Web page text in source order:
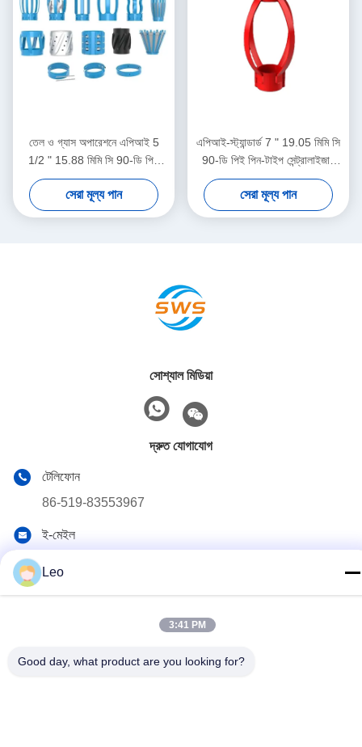
তেল ও গ্যাস অপারেশনে এপিআই 5
1/2 " 15.88 মিমি সি 90-ডি পিই
তেলক্ষেত্র কেন্দ্রীয়
সেরা মূল্য পান
এপিআই-স্ট্যান্ডার্ড 7 " 19.05 মিমি সি
90-ডি পিই পিন-টাইপ সেন্ট্রালাইজার
তেল ও গ্যাস অপারেশনগুলিতে কেসিং
সেন্ট্রালাইজার স্থানচ্যুতি সীমাবদ্ধ করার
জন্য
সেরা মূল্য পান
সোশ্যাল মিডিয়া
দ্রুত যোগাযোগ
টেলিফোন
86-519-83553967
ই-মেইল
হাই-টেক ইন্ডাস্ট্রিয়াল পার্ক উজিন জোন, চাংঝু, জিয়াংসু প্রদেশ, চীন
গোপনীয়তা নীতি|সাইটম্যাপ
Leo
3:41 PM
Good day, what product are you looking for?